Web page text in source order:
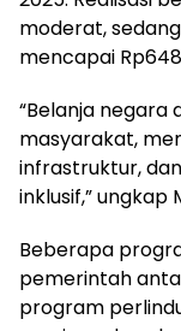
moderat,
mencapai
“Belanja negara
masyarakat,
infrastruktur,
inklusif,” ungkap
Beberapa
pemerintah
program